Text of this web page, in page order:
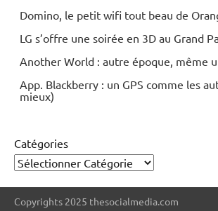
Domino, le petit wifi tout beau de
LG s’offre une soirée en 3D au Grand
Another World : autre époque, même
App. Blackberry : un GPS comme les
mieux)
Catégories
Copyrights 2025 thesocialmedia.com